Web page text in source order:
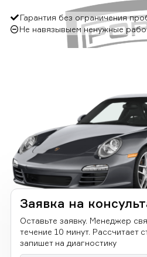
Гарантия без ограничения
Не навязывыем ненужные
Заявка на
Оставьте заявку. Менеджер
течение 10 минут. Рассчитает
запишет на диагностику